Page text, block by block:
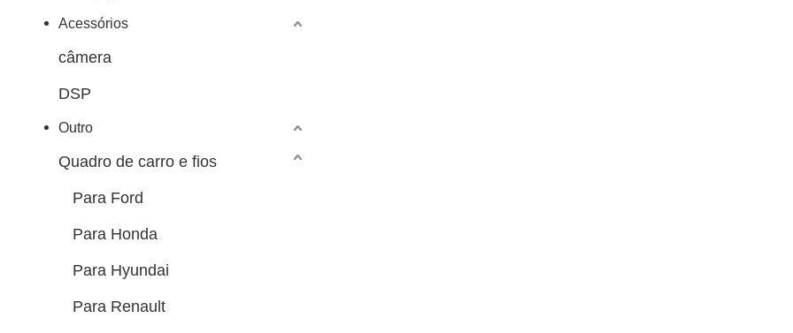
Acessórios
câmera
DSP
Outro
Quadro de carro e fios
Para Ford
Para Honda
Para Hyundai
Para Renault